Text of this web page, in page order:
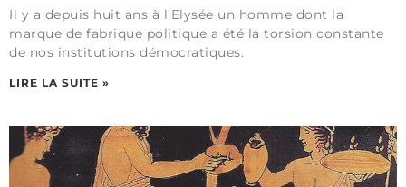
Il y a depuis huit ans à l’Elysée un homme dont la
marque de fabrique politique a été la torsion constante
de nos institutions démocratiques.
LIRE LA SUITE »